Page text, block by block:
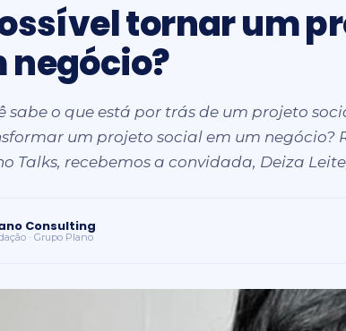
tornar um
negócio?
sabe o que está por trás de um projeto
um projeto social em um negócio?
Talks, recebemos a convidada, Deiza
Consulting
· Grupo Plano